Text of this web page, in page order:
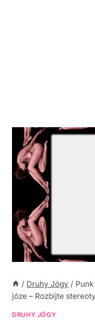
/ Druhy Jógy /
józe – Rozbijte
DRUHY JÓGY